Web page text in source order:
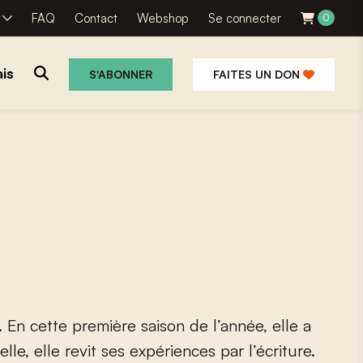
FAQ Contact Webshop Se connecter 0
S'ABONNER FAITES UN DON
En cette première saison de l’année, elle a
elle, elle revit ses expériences par l’écriture.